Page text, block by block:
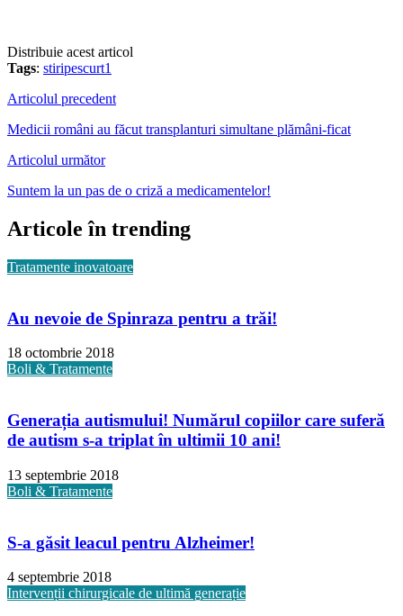
Distribuie acest articol
Tags: stiripescurt1
Articolul precedent
Medicii români au făcut transplanturi simultane plămâni-ficat
Articolul următor
Suntem la un pas de o criză a medicamentelor!
Articole în trending
Tratamente inovatoare
Au nevoie de Spinraza pentru a trăi!
18 octombrie 2018
Boli & Tratamente
Generația autismului! Numărul copiilor care suferă
de autism s-a triplat în ultimii 10 ani!
13 septembrie 2018
Boli & Tratamente
S-a găsit leacul pentru Alzheimer!
4 septembrie 2018
Intervenții chirurgicale de ultimă generație